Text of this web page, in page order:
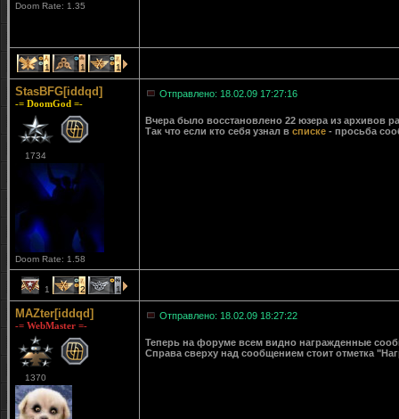
Doom Rate: 1.35
1 1 1
StasBFG[iddqd]
-= DoomGod =-
1734
Doom Rate: 1.58
Отправлено: 18.02.09 17:27:16
Вчера было восстановлено 22 юзера из архивов
Так что если кто себя узнал в списке - просьба
1 2 1
MAZter[iddqd]
-= WebMaster =-
1370
Отправлено: 18.02.09 18:27:22
Теперь на форуме всем видно награжденные
Справа сверху над сообщением стоит отметка